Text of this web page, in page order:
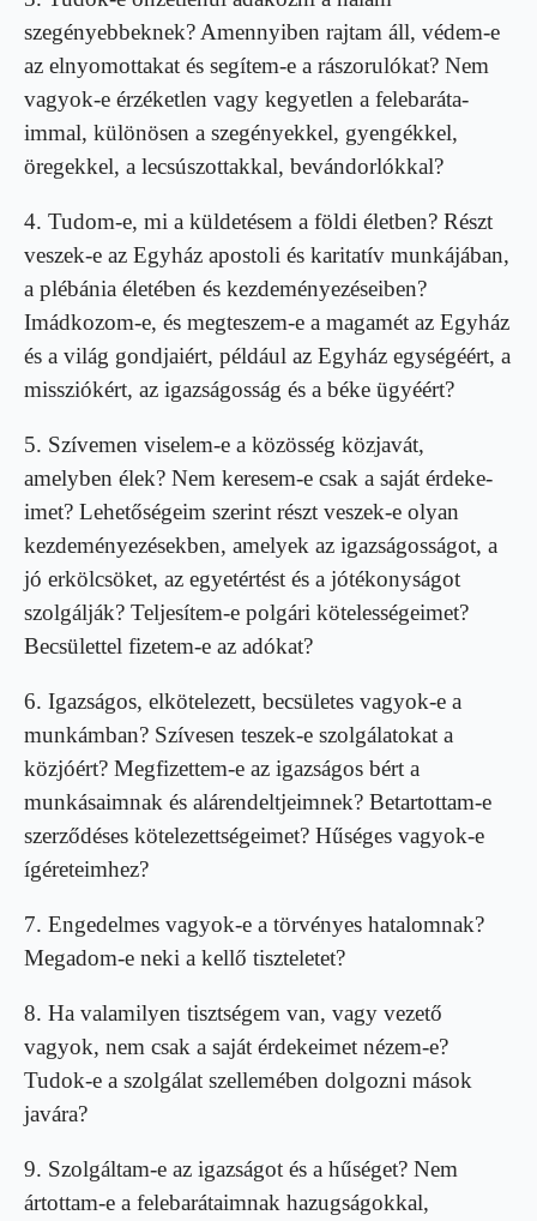
szegényebbeknek? Amennyiben rajtam áll, védem-e
az elnyomottakat és segítem-e a rászorulókat? Nem
vagyok-e érzéketlen vagy kegyetlen a felebaráta­
immal, különösen a szegényekkel, gyengékkel,
öregekkel, a lecsúszottakkal, bevándorlókkal?
4. Tudom-e, mi a küldetésem a földi életben? Részt
veszek-e az Egyház apostoli és karitatív munká­jában,
a plébánia életében és kezdeményezéseiben?
Imádkozom-e, és megteszem-e a magamét az Egyház
és a világ gondjaiért, például az Egyház egységéért, a
missziókért, az igazságosság és a béke ügyéért?
5. Szívemen viselem-e a közösség közjavát,
amelyben élek? Nem keresem-e csak a saját érdeke­
imet? Lehetőségeim szerint részt veszek-e olyan
kezdeményezésekben, amelyek az igazságosságot, a
jó erkölcsöket, az egyetértést és a jótékonyságot
szolgálják? Teljesítem-e polgári kötelességeimet?
Becsülettel fizetem-e az adókat?
6. Igazságos, elkötelezett, becsületes vagyok-e a
munkámban? Szívesen teszek-e szolgálatokat a
közjóért? Megfizettem-e az igazságos bért a
munkásaimnak és alárendeltjeimnek? Betartottam-e
szerződéses kötelezettségeimet? Hűséges vagyok-e
ígéreteimhez?
7. Engedelmes vagyok-e a törvényes hatalomnak?
Megadom-e neki a kellő tiszteletet?
8. Ha valamilyen tisztségem van, vagy vezető
vagyok, nem csak a saját érdekeimet nézem-e?
Tudok-e a szolgálat szellemében dolgozni mások
javára?
9. Szolgáltam-e az igazságot és a hűséget? Nem
ártottam-e a felebarátaimnak hazugságokkal,